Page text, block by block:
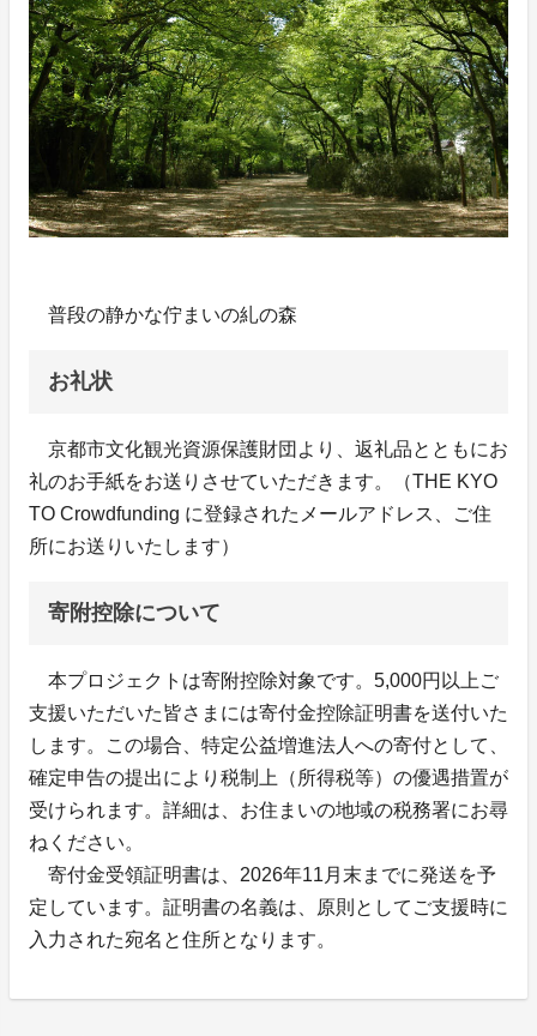
普段の静かな佇まいの糺の森
お礼状
京都市文化観光資源保護財団より、返礼品とともにお
礼のお手紙をお送りさせていただきます。（THE KYO
TO Crowdfunding に登録されたメールアドレス、ご住
所にお送りいたします）
寄附控除について
本プロジェクトは寄附控除対象です。5,000円以上ご
支援いただいた皆さまには寄付金控除証明書を送付いた
します。この場合、特定公益増進法人への寄付として、
確定申告の提出により税制上（所得税等）の優遇措置が
受けられます。詳細は、お住まいの地域の税務署にお尋
ねください。
寄付金受領証明書は、2026年11月末までに発送を予
定しています。証明書の名義は、原則としてご支援時に
入力された宛名と住所となります。